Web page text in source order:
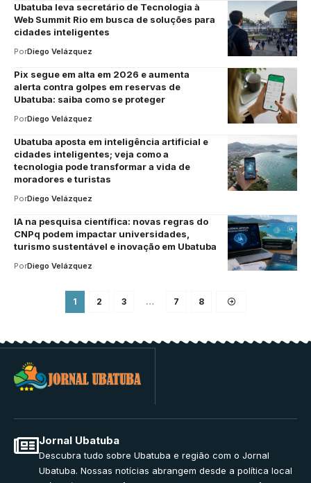
Ubatuba leva secretário de Tecnologia à
Web Summit Rio em busca de soluções para
cidades inteligentes
PorDiego Velázquez
Pix segue em alta em 2026 e aumenta
alerta contra golpes em reservas de
Ubatuba: saiba como se proteger
PorDiego Velázquez
Ubatuba aposta em inteligência artificial e
cidades inteligentes; veja como a
tecnologia pode transformar a vida de
moradores e turistas
PorDiego Velázquez
IA na pesquisa científica: novas regras do
CNPq podem impactar universidades,
turismo sustentável e inovação em Ubatuba
PorDiego Velázquez
1 2 3 … 7 8
Jornal Ubatuba
Descubra tudo sobre Ubatuba e região com o Jornal
Ubatuba. Nossas notícias abrangem desde a política local